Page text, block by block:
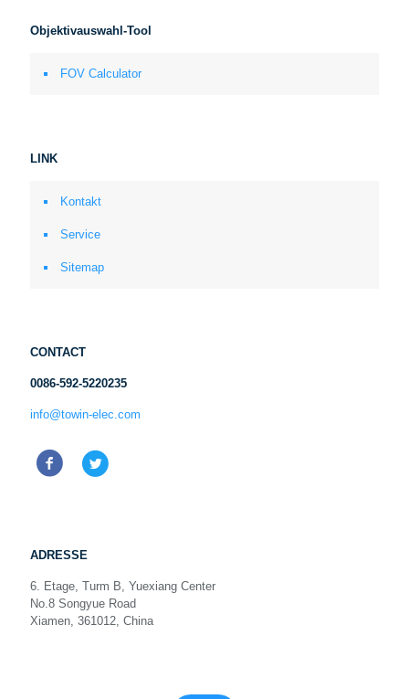
Objektivauswahl-Tool
FOV Calculator
LINK
Kontakt
Service
Sitemap
CONTACT
0086-592-5220235
info@towin-elec.com
ADRESSE
6. Etage, Turm B, Yuexiang Center
No.8 Songyue Road
Xiamen, 361012, China